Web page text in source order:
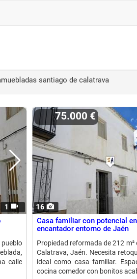
santiago de calatrava
1
calle
16
75.000 €
Casa familiar con potencial en
encantador entorno de Jaén
Propiedad reformada de 212 m²
Calatrava, Jaén. Necesita
ideal como casa familiar.
cocina comedor con bonitos